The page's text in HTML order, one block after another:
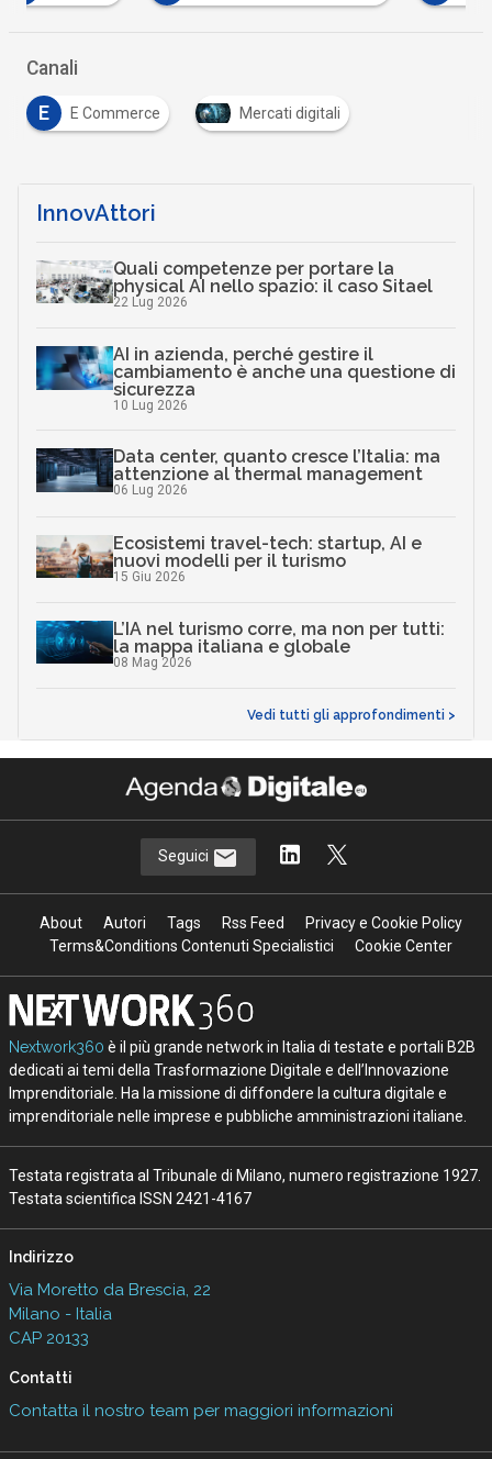
Canali
E E Commerce Mercati digitali
InnovAttori
Quali competenze per portare la
physical AI nello spazio: il caso Sitael
22 Lug 2026
AI in azienda, perché gestire il
cambiamento è anche una questione di
sicurezza
10 Lug 2026
Data center, quanto cresce l’Italia: ma
attenzione al thermal management
06 Lug 2026
Ecosistemi travel-tech: startup, AI e
nuovi modelli per il turismo
15 Giu 2026
L’IA nel turismo corre, ma non per tutti:
la mappa italiana e globale
08 Mag 2026
Vedi tutti gli approfondimenti >
Seguici
About Autori Tags Rss Feed
Privacy e Cookie Policy
Terms&Conditions Contenuti Specialistici
Cookie Center
Nextwork360 è il più grande network in Italia di testate e portali B2B
dedicati ai temi della Trasformazione Digitale e dell’Innovazione
Imprenditoriale. Ha la missione di diffondere la cultura digitale e
imprenditoriale nelle imprese e pubbliche amministrazioni italiane.
Testata registrata al Tribunale di Milano, numero registrazione 1927.
Testata scientifica ISSN 2421-4167
Indirizzo
Via Moretto da Brescia, 22
Milano - Italia
CAP 20133
Contatti
Contatta il nostro team per maggiori informazioni